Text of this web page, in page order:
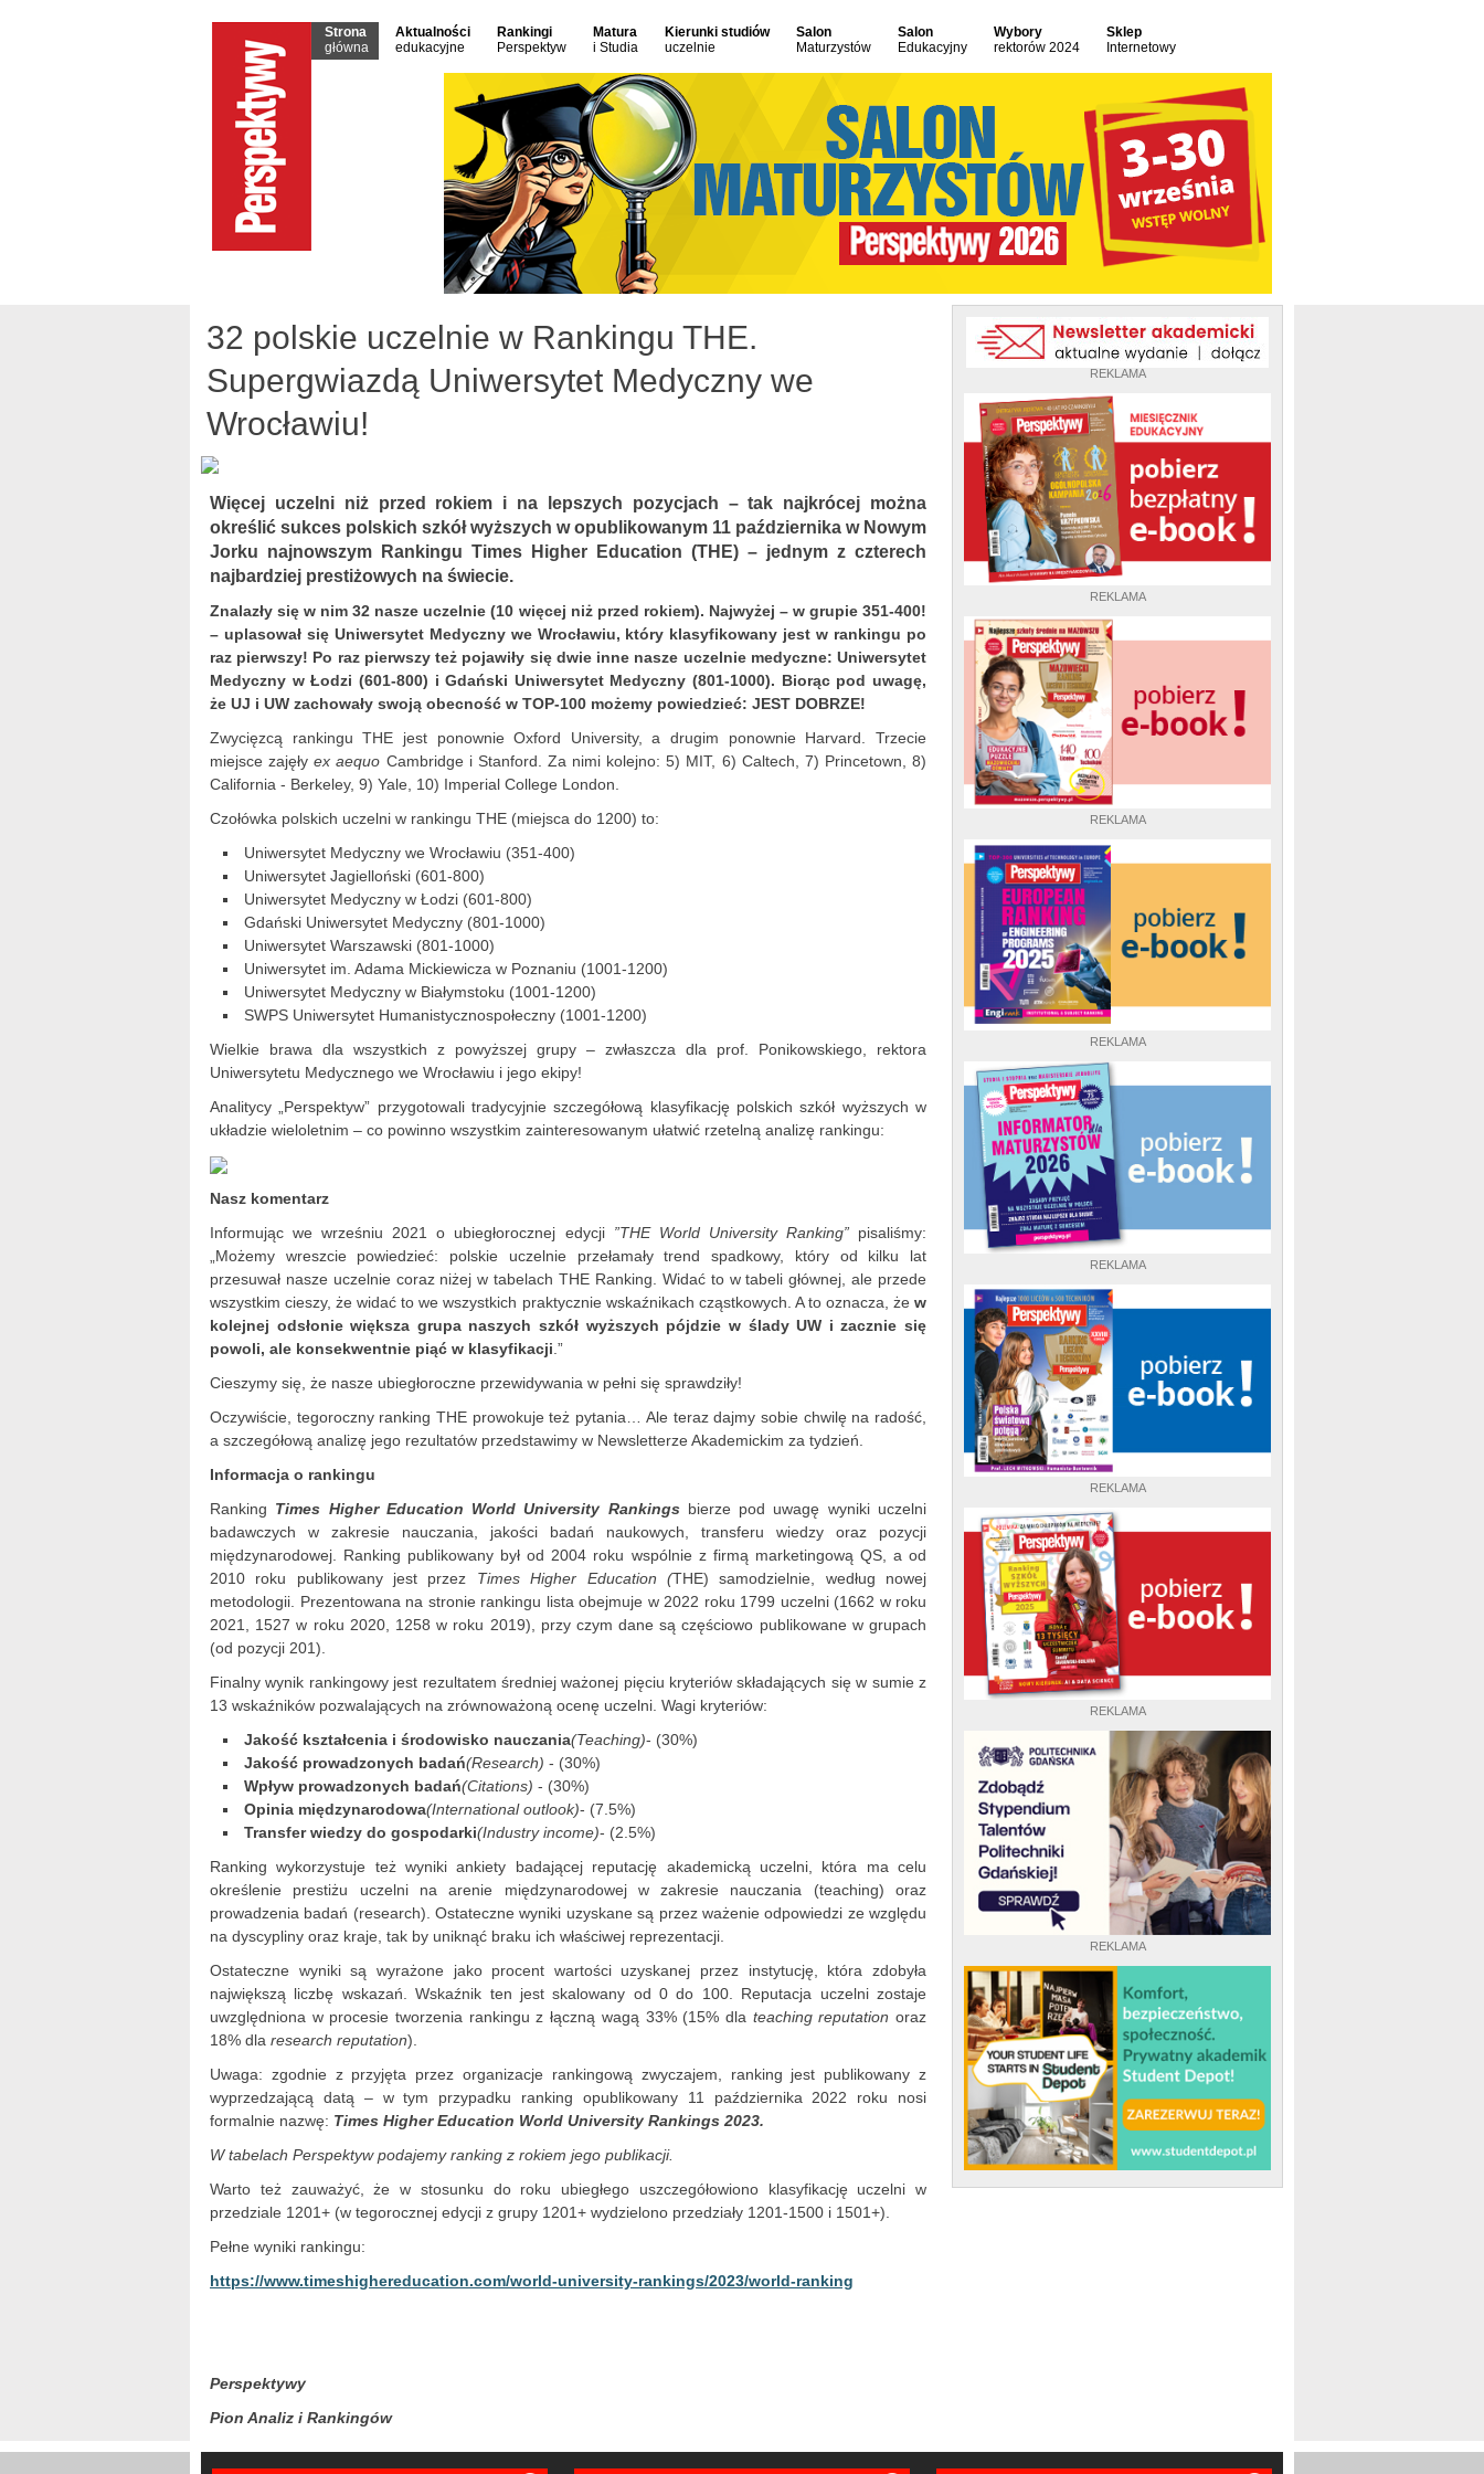
Strona
główna
Aktualności
edukacyjne
Rankingi
Perspektyw
Matura
i Studia
Kierunki studiów
uczelnie
Salon
Maturzystów
Salon
Edukacyjny
Wybory
rektorów 2024
Sklep
Internetowy
REKLAMA
REKLAMA
REKLAMA
REKLAMA
REKLAMA
REKLAMA
REKLAMA
REKLAMA
32 polskie uczelnie w Rankingu THE.
Supergwiazdą Uniwersytet Medyczny we
Wrocławiu!
Więcej uczelni niż przed rokiem i na lepszych pozycjach – tak najkrócej można
określić sukces polskich szkół wyższych w opublikowanym 11 października w Nowym
Jorku najnowszym Rankingu Times Higher Education (THE) – jednym z czterech
najbardziej prestiżowych na świecie.
Znalazły się w nim 32 nasze uczelnie (10 więcej niż przed rokiem). Najwyżej – w grupie 351-400!
– uplasował się Uniwersytet Medyczny we Wrocławiu, który klasyfikowany jest w rankingu po
raz pierwszy! Po raz pierwszy też pojawiły się dwie inne nasze uczelnie medyczne: Uniwersytet
Medyczny w Łodzi (601-800) i Gdański Uniwersytet Medyczny (801-1000). Biorąc pod uwagę,
że UJ i UW zachowały swoją obecność w TOP-100 możemy powiedzieć: JEST DOBRZE!
Zwycięzcą rankingu THE jest ponownie Oxford University, a drugim ponownie Harvard. Trzecie
miejsce zajęłyex aequo Cambridge i Stanford. Za nimi kolejno: 5) MIT, 6) Caltech, 7) Princetown, 8)
California - Berkeley, 9) Yale, 10) Imperial College London.
Czołówka polskich uczelni w rankingu THE (miejsca do 1200) to:
Uniwersytet Medyczny we Wrocławiu (351-400)
Uniwersytet Jagielloński (601-800)
Uniwersytet Medyczny w Łodzi (601-800)
Gdański Uniwersytet Medyczny (801-1000)
Uniwersytet Warszawski (801-1000)
Uniwersytet im. Adama Mickiewicza w Poznaniu (1001-1200)
Uniwersytet Medyczny w Białymstoku (1001-1200)
SWPS Uniwersytet Humanistycznospołeczny (1001-1200)
Wielkie brawa dla wszystkich z powyższej grupy – zwłaszcza dla prof. Ponikowskiego, rektora
Uniwersytetu Medycznego we Wrocławiu i jego ekipy!
Analitycy „Perspektyw” przygotowali tradycyjnie szczegółową klasyfikację polskich szkół wyższych w
układzie wieloletnim – co powinno wszystkim zainteresowanym ułatwić rzetelną analizę rankingu:
Nasz komentarz
Informując we wrześniu 2021 o ubiegłorocznej edycji ”THE World University Ranking”pisaliśmy:
„Możemy wreszcie powiedzieć: polskie uczelnie przełamały trend spadkowy, który od kilku lat
przesuwał nasze uczelnie coraz niżej w tabelach THE Ranking. Widać to w tabeli głównej, ale przede
wszystkim cieszy, że widać to we wszystkich praktycznie wskaźnikach cząstkowych. A to oznacza, że w
kolejnej odsłonie większa grupa naszych szkół wyższych pójdzie w ślady UW i zacznie się
powoli, ale konsekwentnie piąć w klasyfikacji .”
Cieszymy się, że nasze ubiegłoroczne przewidywania w pełni się sprawdziły!
Oczywiście, tegoroczny ranking THE prowokuje też pytania… Ale teraz dajmy sobie chwilę na radość,
a szczegółową analizę jego rezultatów przedstawimy w Newsletterze Akademickim za tydzień.
Informacja o rankingu
Ranking Times Higher Education World University Rankings bierze pod uwagę wyniki uczelni
badawczych w zakresie nauczania, jakości badań naukowych, transferu wiedzy oraz pozycji
międzynarodowej. Ranking publikowany był od 2004 roku wspólnie z firmą marketingową QS, a od
2010 roku publikowany jest przez Times Higher Education (THE) samodzielnie, według nowej
metodologii. Prezentowana na stronie rankingu lista obejmuje w 2022 roku 1799 uczelni (1662 w roku
2021, 1527 w roku 2020, 1258 w roku 2019), przy czym dane są częściowo publikowane w grupach
(od pozycji 201).
Finalny wynik rankingowy jest rezultatem średniej ważonej pięciu kryteriów składających się w sumie z
13 wskaźników pozwalających na zrównoważoną ocenę uczelni. Wagi kryteriów:
Jakość kształcenia i środowisko nauczania(Teaching)- (30%)
Jakość prowadzonych badań(Research) - (30%)
Wpływ prowadzonych badań(Citations) - (30%)
Opinia międzynarodowa(International outlook)- (7.5%)
Transfer wiedzy do gospodarki(Industry income)- (2.5%)
Ranking wykorzystuje też wyniki ankiety badającej reputację akademicką uczelni, która ma celu
określenie prestiżu uczelni na arenie międzynarodowej w zakresie nauczania (teaching) oraz
prowadzenia badań (research). Ostateczne wyniki uzyskane są przez ważenie odpowiedzi ze względu
na dyscypliny oraz kraje, tak by uniknąć braku ich właściwej reprezentacji.
Ostateczne wyniki są wyrażone jako procent wartości uzyskanej przez instytucję, która zdobyła
największą liczbę wskazań. Wskaźnik ten jest skalowany od 0 do 100. Reputacja uczelni zostaje
uwzględniona w procesie tworzenia rankingu z łączną wagą 33% (15% dla teaching reputationoraz
18% dla research reputation).
Uwaga: zgodnie z przyjęta przez organizacje rankingową zwyczajem, ranking jest publikowany z
wyprzedzającą datą – w tym przypadku ranking opublikowany 11 października 2022 roku nosi
formalnie nazwę: Times Higher Education World University Rankings 2023.
W tabelach Perspektyw podajemy ranking z rokiem jego publikacji.
Warto też zauważyć, że w stosunku do roku ubiegłego uszczegółowiono klasyfikację uczelni w
przedziale 1201+ (w tegorocznej edycji z grupy 1201+ wydzielono przedziały 1201-1500 i 1501+).
Pełne wyniki rankingu:
https://www.timeshighereducation.com/world-university-rankings/2023/world-ranking
Perspektywy
Pion Analiz i Rankingów